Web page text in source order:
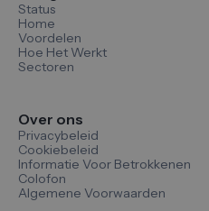
Status
Home
Voordelen
Hoe Het Werkt
Sectoren
Over ons
Privacybeleid
Cookiebeleid
Informatie Voor Betrokkenen
Colofon
Algemene Voorwaarden